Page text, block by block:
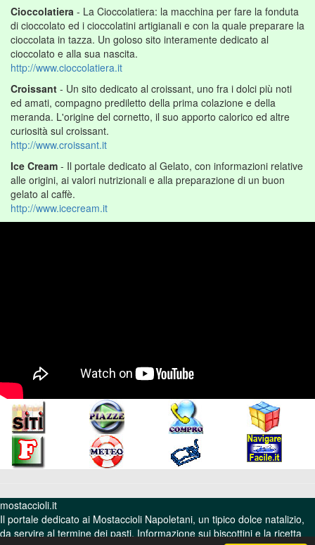
Cioccolatiera - La Cioccolatiera: la macchina per fare la fonduta
di cioccolato ed i cioccolatini artigianali e con la quale preparare la
cioccolata in tazza. Un goloso sito interamente dedicato al
cioccolato e alla sua nascita.
http://www.cioccolatiera.it
Croissant - Un sito dedicato al croissant, uno fra i dolci più noti
ed amati, compagno prediletto della prima colazione e della
meranda. L'origine del cornetto, il suo apporto calorico ed altre
curiosità sul croissant.
http://www.croissant.it
Ice Cream - Il portale dedicato al Gelato, con informazioni relative
alle origini, ai valori nutrizionali e alla preparazione di un buon
gelato al caffè.
http://www.icecream.it
mostaccioli.it
Il portale dedicato ai Mostaccioli Napoletani, un tipico dolce natalizio,
da servire al termine dei pasti. Informazione sui biscottini e la ricetta